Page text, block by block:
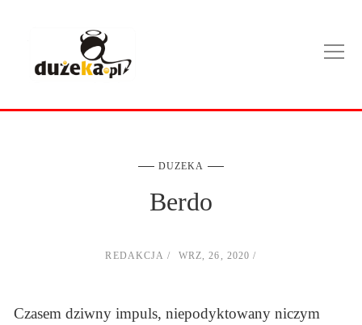
DUZEKA
Berdo
REDAKCJA WRZ, 26, 2020
Czasem dziwny impuls, niepodyktowany niczym